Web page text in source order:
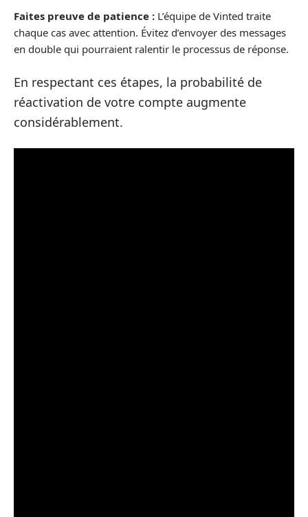
Faites preuve de patience : L’équipe de Vinted traite
chaque cas avec attention. Évitez d’envoyer des messages
en double qui pourraient ralentir le processus de réponse.
En respectant ces étapes, la probabilité de
réactivation de votre compte augmente
considérablement.